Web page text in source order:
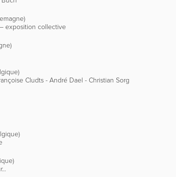
– exposition collective
Cludts - André Dael - Christian Sorg